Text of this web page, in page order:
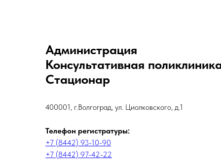
Администрация
Консультативная
Стационар
400001, г.Волгоград, ул. Циолковского, д.1
Телефон регистратуры:
+7 (8442) 93-10-90
+7 (8442) 97-42-22